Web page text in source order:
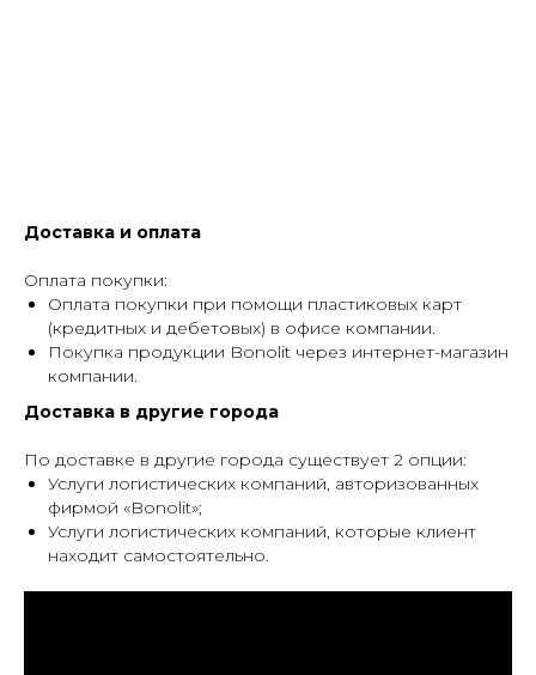
Доставка и оплата
Оплата покупки:
Оплата покупки при помощи пластиковых карт
(кредитных и дебетовых) в офисе компании.
Покупка продукции Bonolit через интернет-магазин
компании.
Доставка в другие города
По доставке в другие города существует 2 опции:
Услуги логистических компаний, авторизованных
фирмой «Bonolit»;
Услуги логистических компаний, которые клиент
находит самостоятельно.